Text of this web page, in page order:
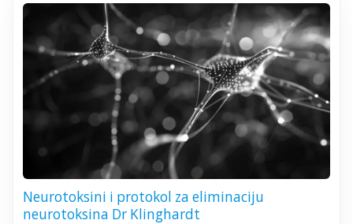
Neurotoksini i protokol za eliminaciju
neurotoksina Dr Klinghardt